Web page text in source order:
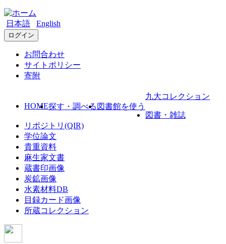
日本語 English
ログイン
お問合わせ
サイトポリシー
寄附
HOME探す・調べる 図書館を使う
九大コレクション
図書・雑誌
リポジトリ(QIR)
学位論文
貴重資料
麻生家文書
蔵書印画像
炭鉱画像
水素材料DB
目録カード画像
所蔵コレクション